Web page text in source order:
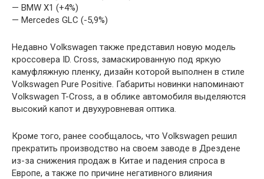
— BMW X1 (+4%)
— Mercedes GLC (-5,9%)
Недавно Volkswagen также представил новую модель
кроссовера ID. Cross, замаскированную под яркую
камуфляжную пленку, дизайн которой выполнен в стиле
Volkswagen Pure Positive. Габариты новинки напоминают
Volkswagen T-Cross, а в облике автомобиля выделяются
высокий капот и двухуровневая оптика.
Кроме того, ранее сообщалось, что Volkswagen решил
прекратить производство на своем заводе в Дрездене
из-за снижения продаж в Китае и падения спроса в
Европе, а также по причине негативного влияния